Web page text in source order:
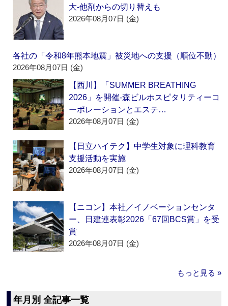
大‐他剤からの切り替えも
2026年08月07日 (金)
各社の「令和8年熊本地震」被災地への支援（順位不動）
2026年08月07日 (金)
【西川】「SUMMER BREATHING
2026」を開催‐森ビルホスピタリティーコ
ーポレーションとエステ…
2026年08月07日 (金)
【日立ハイテク】中学生対象に理科教育
支援活動を実施
2026年08月07日 (金)
【ニコン】本社／イノベーションセンタ
ー、日建連表彰2026「67回BCS賞」を受
賞
2026年08月07日 (金)
もっと見る »
年月別 全記事一覧